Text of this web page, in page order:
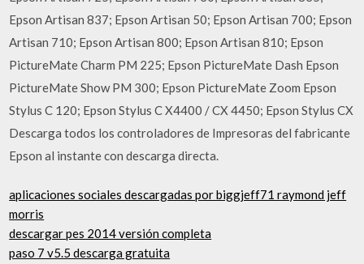
Epson Artisan 837; Epson Artisan 50; Epson Artisan 700; Epson
Artisan 710; Epson Artisan 800; Epson Artisan 810; Epson
PictureMate Charm PM 225; Epson PictureMate Dash Epson
PictureMate Show PM 300; Epson PictureMate Zoom Epson
Stylus C 120; Epson Stylus C X4400 / CX 4450; Epson Stylus CX
Descarga todos los controladores de Impresoras del fabricante
Epson al instante con descarga directa.
aplicaciones sociales descargadas por biggjeff71 raymond jeff
morris
descargar pes 2014 versión completa
paso 7 v5.5 descarga gratuita